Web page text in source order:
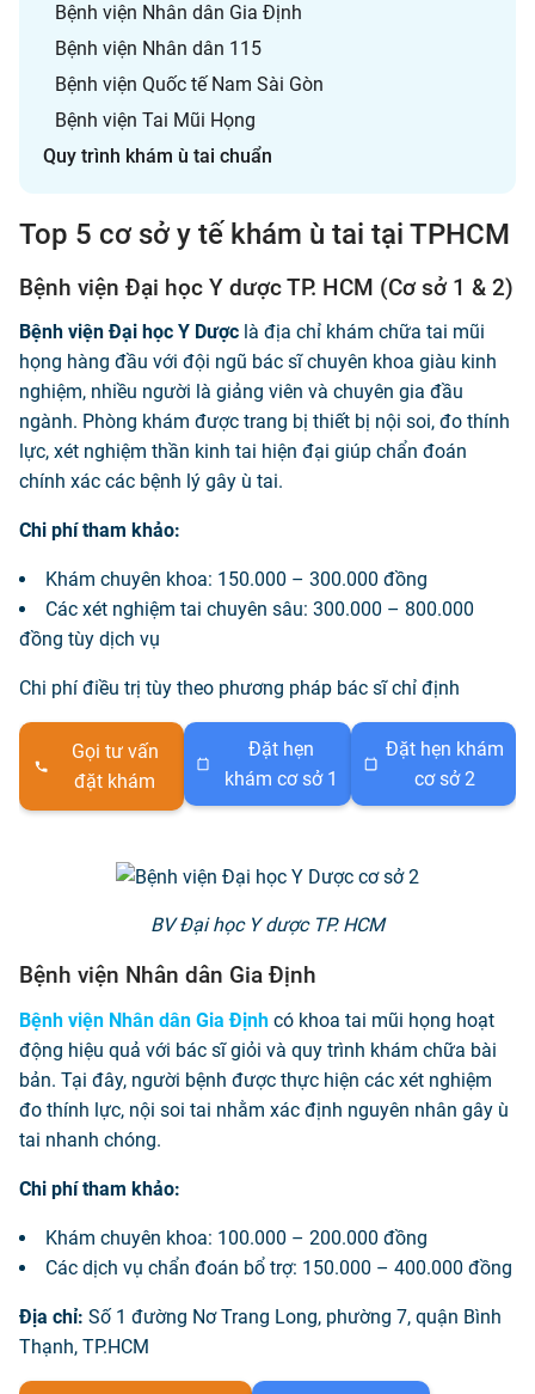
Bệnh viện Nhân dân Gia Định
Bệnh viện Nhân dân 115
Bệnh viện Quốc tế Nam Sài Gòn
Bệnh viện Tai Mũi Họng
Quy trình khám ù tai chuẩn
Top 5 cơ sở y tế khám ù tai tại TPHCM
Bệnh viện Đại học Y dược TP. HCM (Cơ sở 1 & 2)
Bệnh viện Đại học Y Dược là địa chỉ khám chữa tai mũi
họng hàng đầu với đội ngũ bác sĩ chuyên khoa giàu kinh
nghiệm, nhiều người là giảng viên và chuyên gia đầu
ngành. Phòng khám được trang bị thiết bị nội soi, đo thính
lực, xét nghiệm thần kinh tai hiện đại giúp chẩn đoán
chính xác các bệnh lý gây ù tai.
Chi phí tham khảo:
Khám chuyên khoa: 150.000 – 300.000 đồng
Các xét nghiệm tai chuyên sâu: 300.000 – 800.000
đồng tùy dịch vụ
Chi phí điều trị tùy theo phương pháp bác sĩ chỉ định
Gọi tư vấn
đặt khám
Đặt hẹn
khám cơ sở 1
Đặt hẹn khám
cơ sở 2
BV Đại học Y dược TP. HCM
Bệnh viện Nhân dân Gia Định
Bệnh viện Nhân dân Gia Định có khoa tai mũi họng hoạt
động hiệu quả với bác sĩ giỏi và quy trình khám chữa bài
bản. Tại đây, người bệnh được thực hiện các xét nghiệm
đo thính lực, nội soi tai nhằm xác định nguyên nhân gây ù
tai nhanh chóng.
Chi phí tham khảo:
Khám chuyên khoa: 100.000 – 200.000 đồng
Các dịch vụ chẩn đoán bổ trợ: 150.000 – 400.000 đồng
Địa chỉ: Số 1 đường Nơ Trang Long, phường 7, quận Bình
Thạnh, TP.HCM